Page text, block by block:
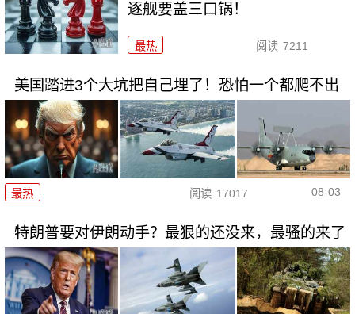
逐舰要盖三口锅！
最热 阅读 7211
美国踏进3个大坑把自己埋了！恐怕一个都爬不出
最热 阅读 17017 08-03
特朗普要对伊朗动手？最狠的还没来，最骚的来了